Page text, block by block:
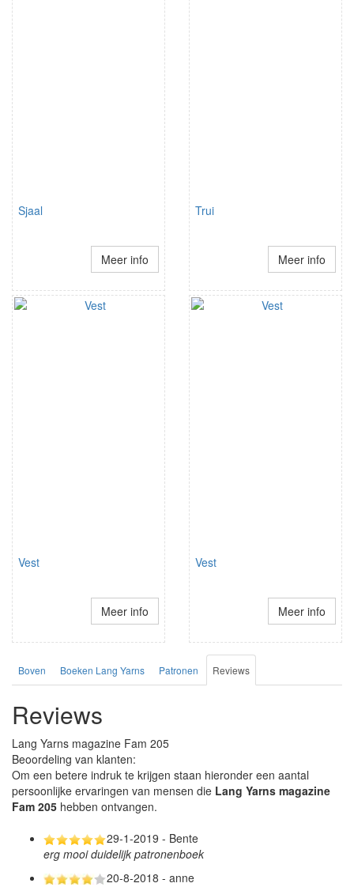
Sjaal
Meer info
Trui
Meer info
Vest
Meer info
Vest
Meer info
Boven Boeken Lang Yarns Patronen Reviews
Reviews
Lang Yarns magazine Fam 205
Beoordeling van klanten:
Om een betere indruk te krijgen staan hieronder een aantal
persoonlijke ervaringen van mensen die Lang Yarns magazine
Fam 205 hebben ontvangen.
29-1-2019 - Bente
erg mooi duidelijk patronenboek
20-8-2018 - anne